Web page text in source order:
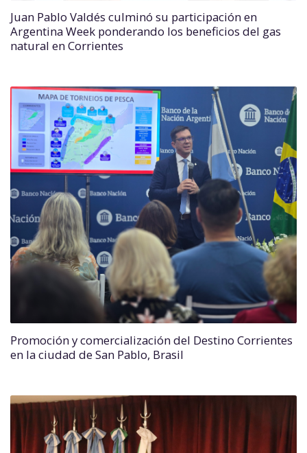
Juan Pablo Valdés culminó su participación en
Argentina Week ponderando los beneficios del gas
natural en Corrientes
Promoción y comercialización del Destino Corrientes
en la ciudad de San Pablo, Brasil